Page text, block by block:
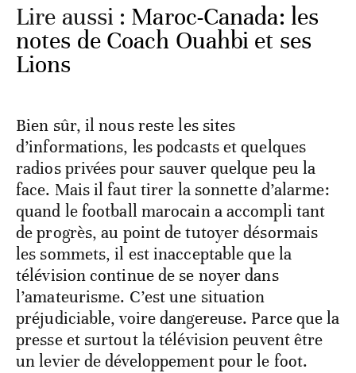
Lire aussi : Maroc-Canada: les
notes de Coach Ouahbi et ses
Lions
Bien sûr, il nous reste les sites
d’informations, les podcasts et quelques
radios privées pour sauver quelque peu la
face. Mais il faut tirer la sonnette d’alarme:
quand le football marocain a accompli tant
de progrès, au point de tutoyer désormais
les sommets, il est inacceptable que la
télévision continue de se noyer dans
l’amateurisme. C’est une situation
préjudiciable, voire dangereuse. Parce que la
presse et surtout la télévision peuvent être
un levier de développement pour le foot.